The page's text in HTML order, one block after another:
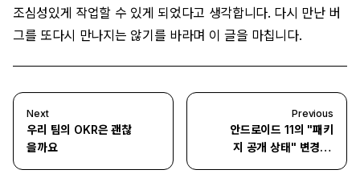
조심성있게 작업할 수 있게 되었다고 생각합니다. 다시 만난 버
그를 또다시 만나지는 않기를 바라며 이 글을 마칩니다.
Next
우리 팀의 OKR은 괜찮
을까요
Previous
안드로이드 11의 "패키
지 공개 상태" 변경 사